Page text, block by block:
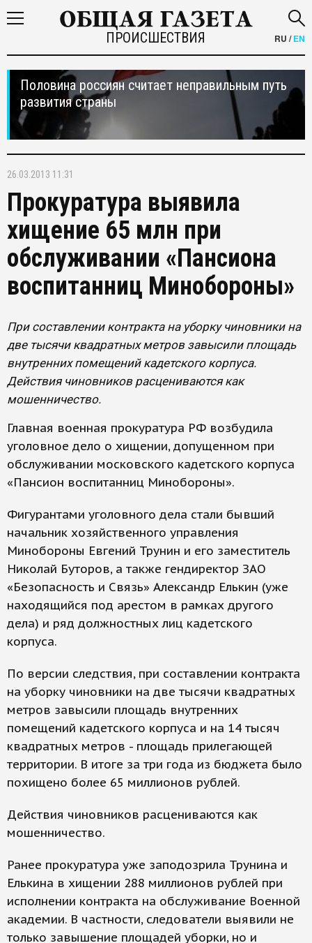
ПРОИСШЕСТВИЯ RU /EN
Половина россиян считает неправильным путь
развития страны
26.03.2013 11:31
Прокуратура выявила
хищение 65 млн при
обслуживании «Пансиона
воспитанниц Минобороны»
При составлении контракта на уборку чиновники на
две тысячи квадратных метров завысили площадь
внутренних помещений кадетского корпуса.
Действия чиновников расцениваются как
мошенничество.
Главная военная прокуратура РФ возбудила
уголовное дело о хищении, допущенном при
обслуживании московского кадетского корпуса
«Пансион воспитанниц Минобороны».
Фигурантами уголовного дела стали бывший
начальник хозяйственного управления
Минобороны Евгений Трунин и его заместитель
Николай Буторов, а также гендиректор ЗАО
«Безопасность и Связь» Александр Елькин (уже
находящийся под арестом в рамках другого
дела) и ряд должностных лиц кадетского
корпуса.
По версии следствия, при составлении контракта
на уборку чиновники на две тысячи квадратных
метров завысили площадь внутренних
помещений кадетского корпуса и на 14 тысяч
квадратных метров - площадь прилегающей
территории. В итоге за три года из бюджета было
похищено более 65 миллионов рублей.
Действия чиновников расцениваются как
мошенничество.
Ранее прокуратура уже заподозрила Трунина и
Елькина в хищении 288 миллионов рублей при
исполнении контракта на обслуживание Военной
академии. В частности, следователи выявили не
только завышение площадей уборки, но и